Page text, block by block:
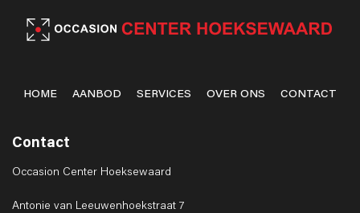
HOME AANBOD SERVICES OVER ONS CONTACT
Contact
Occasion Center Hoeksewaard
Antonie van Leeuwenhoekstraat 7